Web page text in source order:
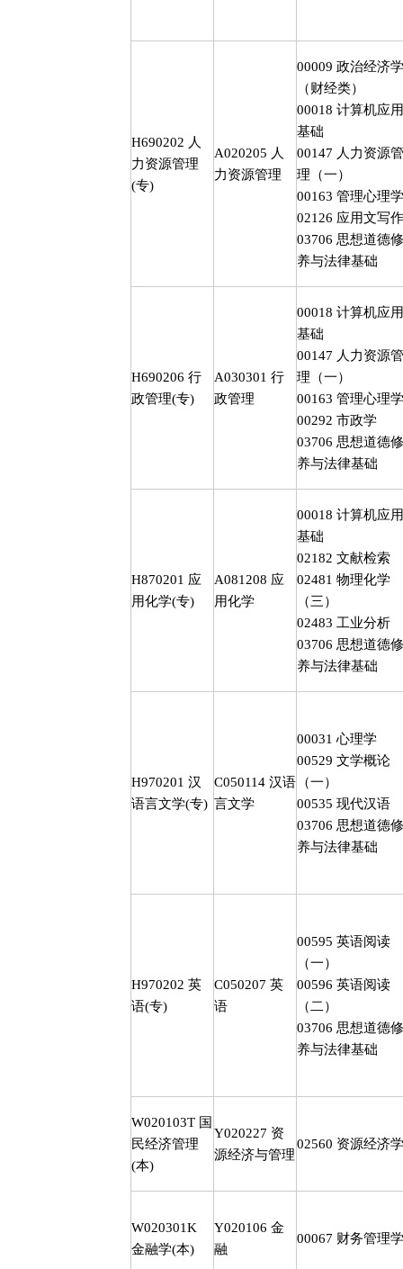
H690202 人
力资源管理
(专)
A020205 人
力资源管理
00009 政治经济学
（财经类）
00018 计算机应用
基础
00147 人力资源管
理（一）
00163 管理心理学
02126 应用文写作
03706 思想道德修
养与法律基础
H690206 行
政管理(专)
A030301 行
政管理
00018 计算机应用
基础
00147 人力资源管
理（一）
00163 管理心理学
00292 市政学
03706 思想道德修
养与法律基础
H870201 应
用化学(专)
A081208 应
用化学
00018 计算机应用
基础
02182 文献检索
02481 物理化学
（三）
02483 工业分析
03706 思想道德修
养与法律基础
H970201 汉
语言文学(专)
C050114 汉语
言文学
00031 心理学
00529 文学概论
（一）
00535 现代汉语
03706 思想道德修
养与法律基础
H970202 英
语(专)
C050207 英
语
00595 英语阅读
（一）
00596 英语阅读
（二）
03706 思想道德修
养与法律基础
W020103T 国
民经济管理
(本)
Y020227 资
源经济与管理
02560 资源经济学
W020301K
金融学(本)
Y020106 金
融
00067 财务管理学